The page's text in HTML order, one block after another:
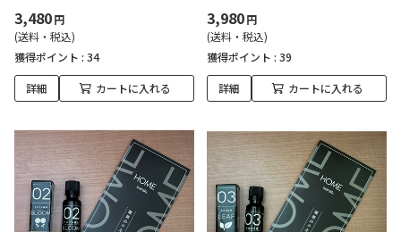
3,480円
(送料・税込)
獲得ポイント : 34
詳細 カートに入れる
3,980円
(送料・税込)
獲得ポイント : 39
詳細 カートに入れる